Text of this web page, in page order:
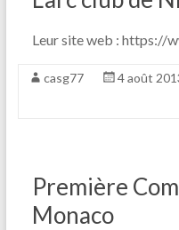
Leur site web : https://
casg77 4 août
Première
Monaco